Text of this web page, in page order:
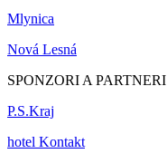
Mlynica
Nová Lesná
SPONZORI A PARTNERI
P.S.Kraj
hotel Kontakt